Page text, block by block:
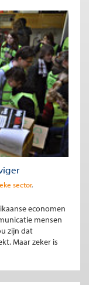
sector
economen
mensen
zijn dat
Maar zeker is